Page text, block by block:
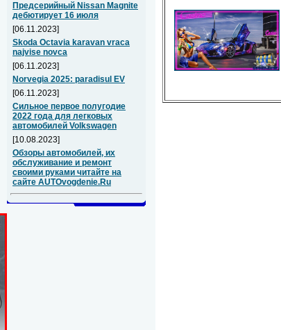
Предсерийный Nissan Magnite
дебютирует 16 июля
[06.11.2023]
Skoda Octavia karavan vraca
najvise novca
[06.11.2023]
Norvegia 2025: paradisul EV
[06.11.2023]
Сильное первое полугодие
2022 года для легковых
автомобилей Volkswagen
[10.08.2023]
Обзоры автомобилей, их
обслуживание и ремонт
своими руками читайте на
сайте AUTOvogdenie.Ru